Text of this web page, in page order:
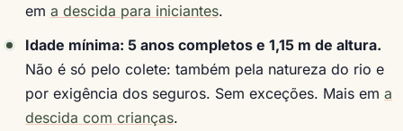
em a descida para iniciantes.
Idade mínima: 5 anos completos e 1,15 m de altura.
Não é só pelo colete: também pela natureza do rio e
por exigência dos seguros. Sem exceções. Mais em a
descida com crianças.